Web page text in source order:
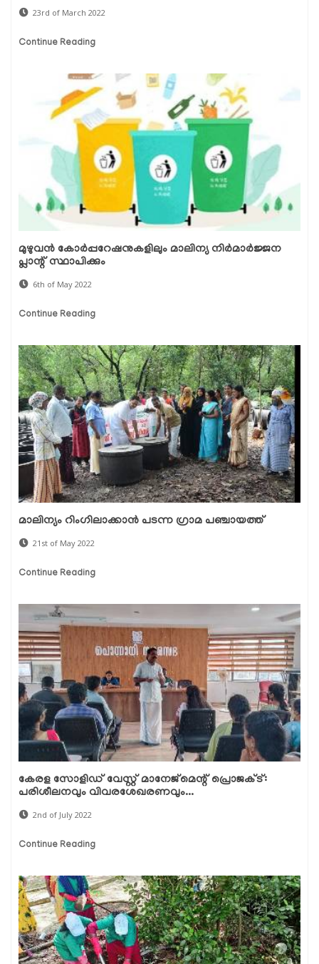
23rd of March 2022
Continue Reading
മുഴുവൻ കോർപ്പറേഷനുകളിലും മാലിന്യ നിർമാർജ്ജന
പ്ലാന്റ് സ്ഥാപിക്കും
6th of May 2022
Continue Reading
മാലിന്യം റിംഗിലാക്കാന്‍ പടന്ന ഗ്രാമ പഞ്ചായത്ത്
21st of May 2022
Continue Reading
കേരള സോളിഡ് വേസ്റ്റ് മാനേജ്‌മെന്റ് പ്രൊജക്ട്:
പരിശീലനവും വിവരശേഖരണവും...
2nd of July 2022
Continue Reading